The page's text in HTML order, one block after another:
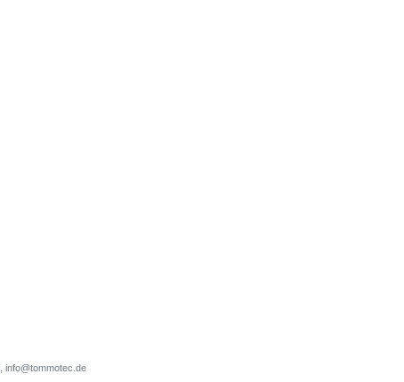
info@tommotec.de